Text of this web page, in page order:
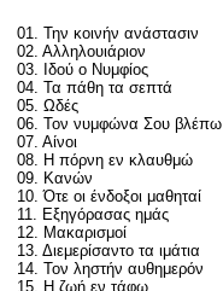
01. Την κοινήν ανάστασιν
02. Αλληλουιάριον
03. Ιδού ο Νυμφίος
04. Τα πάθη τα σεπτά
05. Ωδές
06. Τον νυμφώνα Σου βλέπω
07. Αίνοι
08. Η πόρνη εν κλαυθμώ
09. Κανών
10. Ότε οι ένδοξοι μαθηταί
11. Εξηγόρασας ημάς
12. Μακαρισμοί
13. Διεμερίσαντο τα ιμάτια
14. Τον ληστήν αυθημερόν
15. Η ζωή εν τάφω